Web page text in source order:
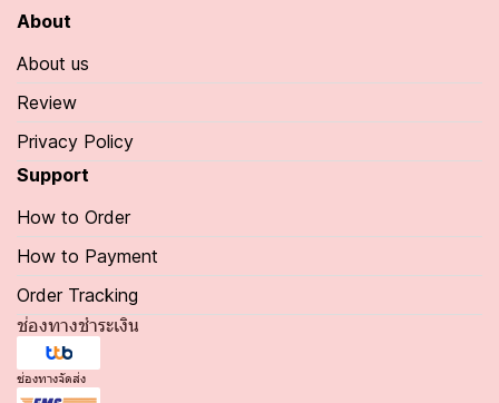
About
About us
Review
Privacy Policy
Support
How to Order
How to Payment
Order Tracking
ช่องทางชำระเงิน
ช่องทางจัดส่ง